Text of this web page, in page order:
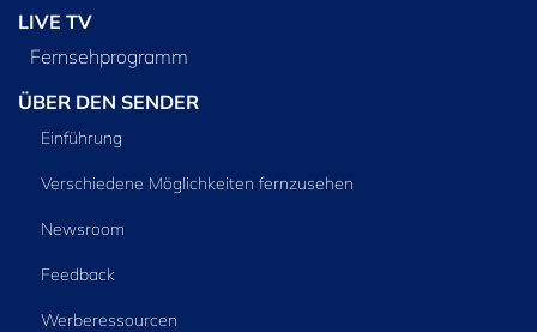
LIVE TV
Fernsehprogramm
ÜBER DEN SENDER
Einführung
Verschiedene Möglichkeiten fernzusehen
Newsroom
Feedback
Werberessourcen